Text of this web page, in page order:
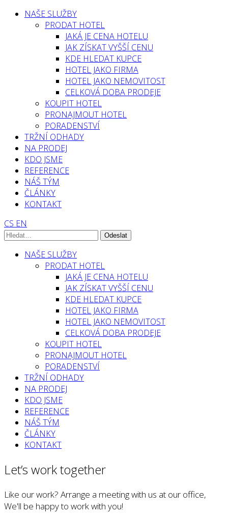
NAŠE SLUŽBY
PRODAT HOTEL
JAKÁ JE CENA HOTELU
JAK ZÍSKAT VYŠŠÍ CENU
KDE HLEDAT KUPCE
HOTEL JAKO FIRMA
HOTEL JAKO NEMOVITOST
CELKOVÁ DOBA PRODEJE
KOUPIT HOTEL
PRONAJMOUT HOTEL
PORADENSTVÍ
TRŽNÍ ODHADY
NA PRODEJ
KDO JSME
REFERENCE
NÁŠ TÝM
ČLÁNKY
KONTAKT
CS EN
NAŠE SLUŽBY
PRODAT HOTEL
JAKÁ JE CENA HOTELU
JAK ZÍSKAT VYŠŠÍ CENU
KDE HLEDAT KUPCE
HOTEL JAKO FIRMA
HOTEL JAKO NEMOVITOST
CELKOVÁ DOBA PRODEJE
KOUPIT HOTEL
PRONAJMOUT HOTEL
PORADENSTVÍ
TRŽNÍ ODHADY
NA PRODEJ
KDO JSME
REFERENCE
NÁŠ TÝM
ČLÁNKY
KONTAKT
Let’s work together
Like our work? Arrange a meeting with us at our office,
We'll be happy to work with you!